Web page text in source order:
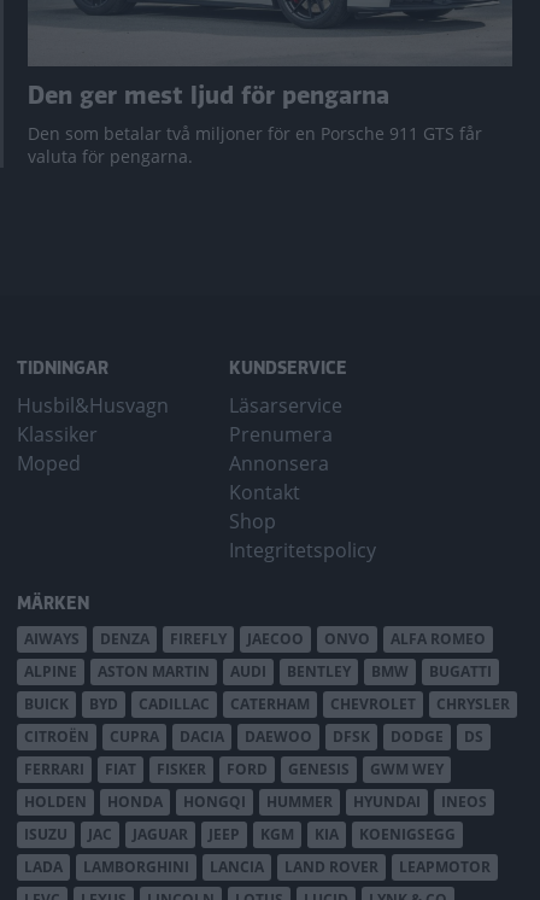
Den ger mest ljud för pengarna
Den som betalar två miljoner för en Porsche 911 GTS får
valuta för pengarna.
TIDNINGAR
Husbil&Husvagn
Klassiker
Moped
KUNDSERVICE
Läsarservice
Prenumera
Annonsera
Kontakt
Shop
Integritetspolicy
MÄRKEN
AIWAYS DENZA FIREFLY JAECOO ONVO
ALFA ROMEO
ALPINE
ASTON MARTIN AUDI BENTLEY BMW
BUGATTI
BUICK
BYD CADILLAC CATERHAM CHEVROLET
CHRYSLER
CITROËN
CUPRA DACIA DAEWOO DFSK DODGE
DS
FERRARI
FIAT FISKER FORD GENESIS
GWM WEY
HOLDEN
HONDA HONGQI HUMMER HYUNDAI
INEOS
ISUZU
JAC JAGUAR JEEP KGM KIA
KOENIGSEGG
LADA
LAMBORGHINI LANCIA LAND ROVER
LEAPMOTOR